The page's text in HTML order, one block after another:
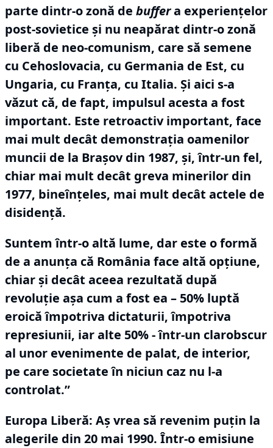
parte dintr-o zonă de buffera experiențelor
post-sovietice și nu neapărat dintr-o zonă
liberă de neo-comunism, care să semene
cu Cehoslovacia, cu Germania de Est, cu
Ungaria, cu Franța, cu Italia. Și aici s-a
văzut că, de fapt, impulsul acesta a fost
important. Este retroactiv important, face
mai mult decât demonstrația oamenilor
muncii de la Brașov din 1987, și, într-un fel,
chiar mai mult decât greva minerilor din
1977, bineînțeles, mai mult decât actele de
disidență.
Suntem într-o altă lume, dar este o formă
de a anunța că România face altă opțiune,
chiar și decât aceea rezultată după
revoluție așa cum a fost ea – 50% luptă
eroică împotriva dictaturii, împotriva
represiunii, iar alte 50% - într-un clarobscur
al unor evenimente de palat, de interior,
pe care societate în niciun caz nu l-a
controlat.”
Europa Liberă: Aș vrea să revenim puțin la
alegerile din 20 mai 1990. Într-o emisiune